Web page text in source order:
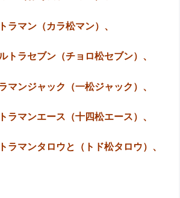
ラマン（カラ松マン）、
トラセブン（チョロ松セブン）、
マンジャック（一松ジャック）、
ラマンエース（十四松エース）、
ラマンタロウと（トド松タロウ）、